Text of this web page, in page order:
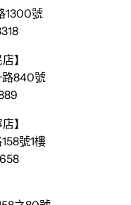
1300號
】
路840號
】
號1樓